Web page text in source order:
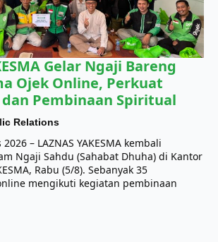
Gelar Ngaji Bareng
Ojek Online, Perkuat
Pembinaan Spiritual
Relations
– LAZNAS YAKESMA kembali
Ngaji Sahdu (Sahabat Dhuha) di Kantor
Rabu (5/8). Sebanyak 35
mengikuti kegiatan pembinaan